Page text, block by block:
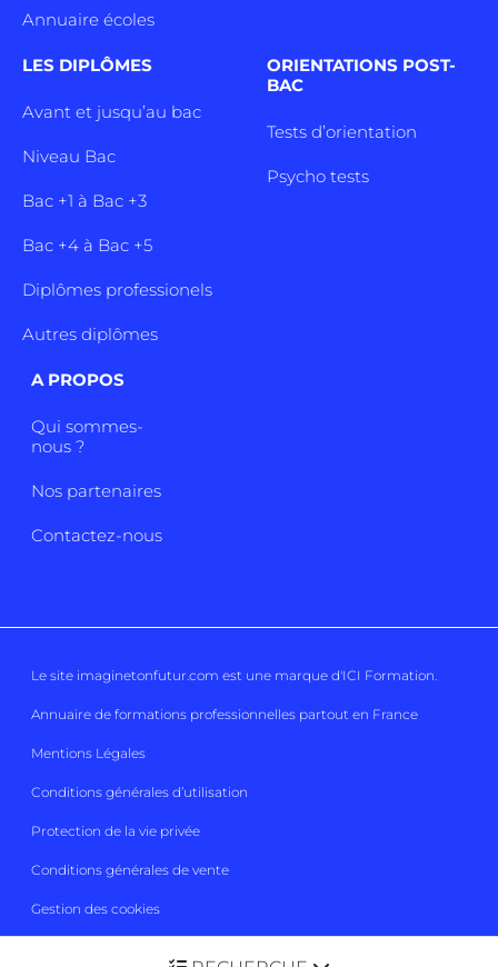
Annuaire écoles
LES DIPLÔMES
Avant et jusqu’au bac
Niveau Bac
Bac +1 à Bac +3
Bac +4 à Bac +5
Diplômes professionels
Autres diplômes
ORIENTATIONS POST-
BAC
Tests d’orientation
Psycho tests
A PROPOS
Qui sommes-
nous ?
Nos partenaires
Contactez-nous
Le site imaginetonfutur.com est une marque d'ICI Formation.
Annuaire de formations professionnelles partout en France
Mentions Légales
Conditions générales d’utilisation
Protection de la vie privée
Conditions générales de vente
Gestion des cookies
Imaginetonfutur 2026 Tous droits réservés